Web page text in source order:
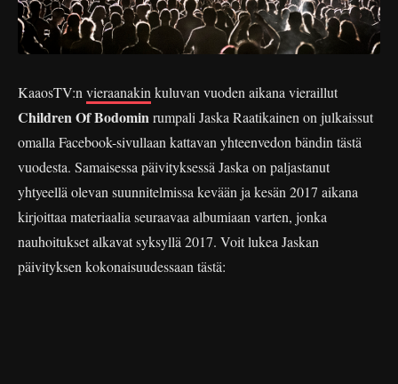
KaaosTV:nvieraanakinkuluvan vuoden aikana vieraillut
Children Of Bodominrumpali Jaska Raatikainen on julkaissut
omalla Facebook-sivullaan kattavan yhteenvedon bändin tästä
vuodesta. Samaisessa päivityksessä Jaska on paljastanut
yhtyeellä olevan suunnitelmissa kevään ja kesän 2017 aikana
kirjoittaa materiaalia seuraavaa albumiaan varten, jonka
nauhoitukset alkavat syksyllä 2017. Voit lukea Jaskan
päivityksen kokonaisuudessaan tästä: